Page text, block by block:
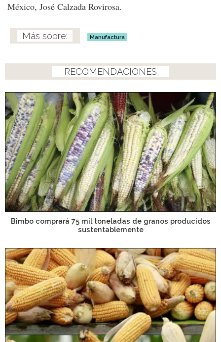
México, José Calzada Rovirosa.
Manufactura
RECOMENDACIONES
Bimbo comprará 75 mil toneladas de granos producidos
sustentablemente